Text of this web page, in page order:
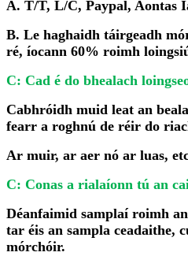
A. T/T, L/C, Paypal, Aontas
B. Le haghaidh táirgeadh
ré, íocann 60% roimh
C: Cad é do bhealach
Cabhróidh muid leat an
fearr a roghnú de réir do
Ar muir, ar aer nó ar luas,
C: Conas a rialaíonn tú an
Déanfaimid samplaí roimh
tar éis an sampla ceadaithe,
mórchóir.